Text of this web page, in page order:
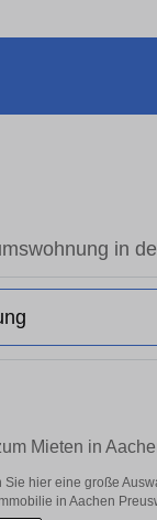
in
Mieten in
hier eine große
in Aachen